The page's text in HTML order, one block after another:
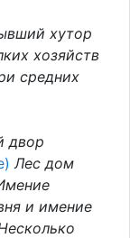
хутор
хозяйств
средних
двор
Лес дом
и имение